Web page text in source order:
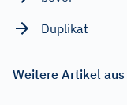
Duplikat
Weitere Artikel aus